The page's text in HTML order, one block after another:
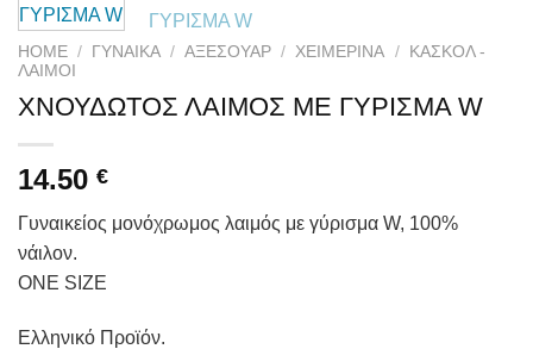
HOME / ΓΥΝΑΙΚΑ / ΑΞΕΣΟΥΆΡ / ΧΕΙΜΕΡΙΝΆ /
ΚΑΣΚΌΛ -
ΛΑΙΜΟΊ
ΧΝΟΥΔΩΤΟΣ ΛΑΙΜΟΣ ΜΕ ΓΥΡΙΣΜΑ W
14.50 €
Γυναικείος μονόχρωμος λαιμός με γύρισμα W, 100%
νάιλον.
ONE SIZE
Ελληνικό Προϊόν.